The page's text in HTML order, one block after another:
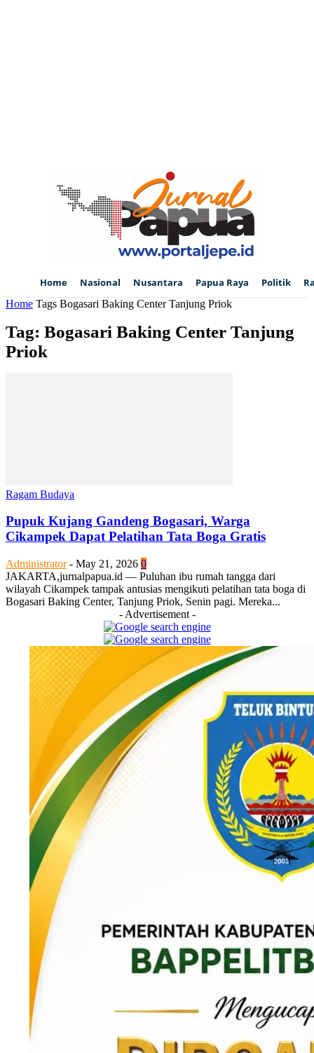
Home Nasional Nusantara Papua Raya Politik
Home Tags Bogasari Baking Center Tanjung Priok
Tag: Bogasari Baking Center Tanjung
Priok
Ragam Budaya
Pupuk Kujang Gandeng Bogasari, Warga
Cikampek Dapat Pelatihan Tata Boga Gratis
Administrator - May 21, 2026 0
JAKARTA,jurnalpapua.id — Puluhan ibu rumah tangga dari
wilayah Cikampek tampak antusias mengikuti pelatihan tata boga di
Bogasari Baking Center, Tanjung Priok, Senin pagi. Mereka...
- Advertisement -